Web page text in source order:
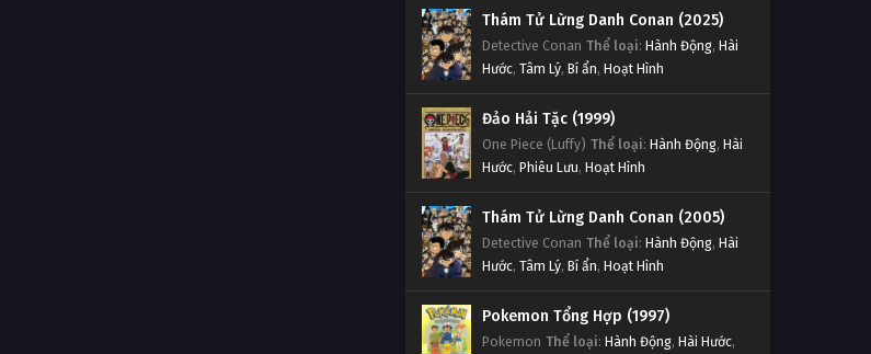
Thám Tử Lừng Danh Conan (2025)
Detective Conan Thể loại: Hành Động, Hài
Hước, Tâm Lý, Bí ẩn, Hoạt Hình
Đảo Hải Tặc (1999)
One Piece (Luffy) Thể loại: Hành Động, Hài
Hước, Phiêu Lưu, Hoạt Hình
Thám Tử Lừng Danh Conan (2005)
Detective Conan Thể loại: Hành Động, Hài
Hước, Tâm Lý, Bí ẩn, Hoạt Hình
Pokemon Tổng Hợp (1997)
Pokemon Thể loại: Hành Động, Hài Hước,